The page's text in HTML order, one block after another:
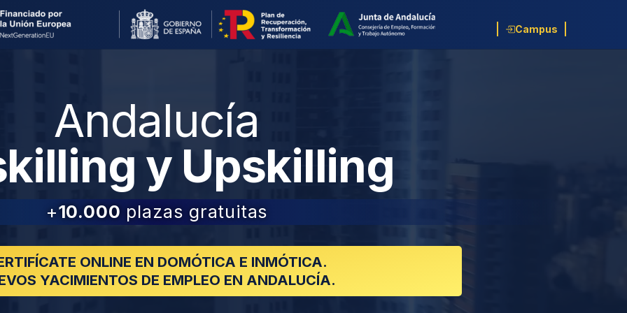
Campus
Andalucía
y Upskilling
+10.000 plazas gratuitas
ONLINE EN DOMÓTICA E INMÓTICA.
YACIMIENTOS DE EMPLEO EN ANDALUCÍA.